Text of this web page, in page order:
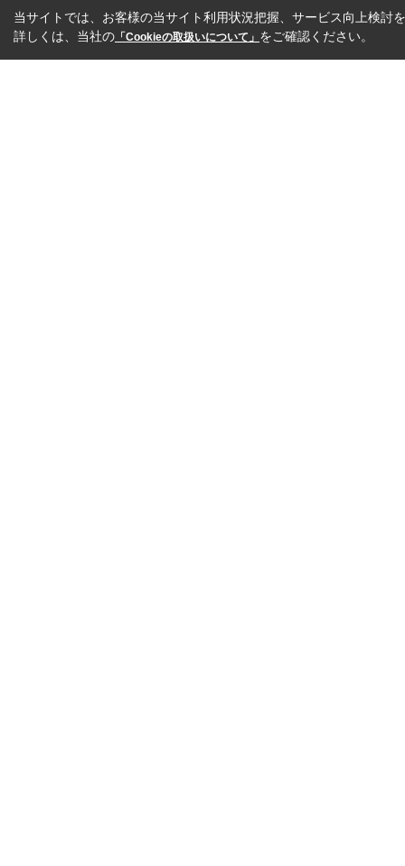
当サイトでは、お客様の当サイト利用状況把握、サービス向上検討
詳しくは、当社の 「Cookieの取扱いについて」 をご確認ください。